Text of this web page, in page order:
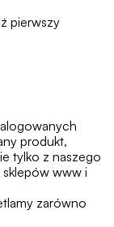
pierwszy
produkt,
tylko z naszego
www i
zarówno